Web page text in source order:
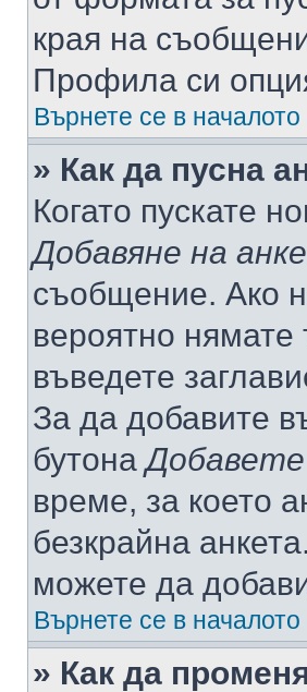
края на
Профила си
Върнете се в началото
» Как да пусна
Когато пускате
Добавяне на
съобщение. Ако
вероятно
въведете
За да добавите
бутона
време, за което
безкрайна
можете да
Върнете се в началото
» Как да